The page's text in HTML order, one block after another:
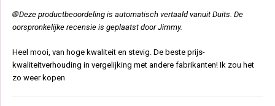
🌐 Deze productbeoordeling is automatisch vertaald vanuit Duits. De
oorspronkelijke recensie is geplaatst door Jimmy.
Heel mooi, van hoge kwaliteit en stevig. De beste prijs-
kwaliteitverhouding in vergelijking met andere fabrikanten! Ik zou het
zo weer kopen